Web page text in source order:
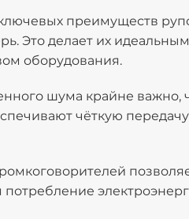
преимуществ
Это делает их
оборудования.
шума крайне важно,
чёткую